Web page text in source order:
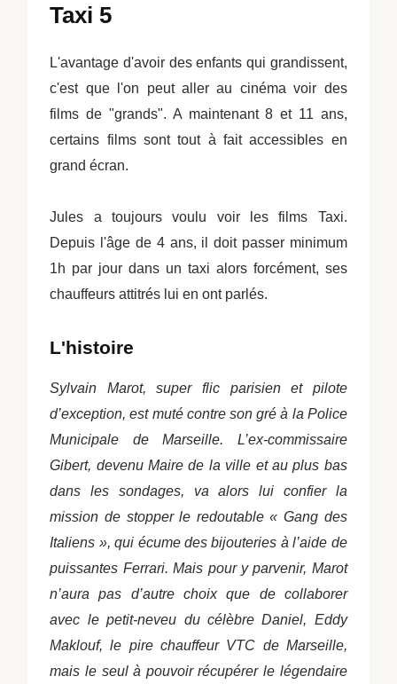
Taxi 5
L'avantage d'avoir des enfants qui grandissent,
c'est que l'on peut aller au cinéma voir des
films de "grands". A maintenant 8 et 11 ans,
certains films sont tout à fait accessibles en
grand écran.
Jules a toujours voulu voir les films Taxi.
Depuis l'âge de 4 ans, il doit passer minimum
1h par jour dans un taxi alors forcément, ses
chauffeurs attitrés lui en ont parlés.
L'histoire
Sylvain Marot, super flic parisien et pilote
d’exception, est muté contre son gré à la Police
Municipale de Marseille. L’ex-commissaire
Gibert, devenu Maire de la ville et au plus bas
dans les sondages, va alors lui confier la
mission de stopper le redoutable « Gang des
Italiens », qui écume des bijouteries à l’aide de
puissantes Ferrari. Mais pour y parvenir, Marot
n’aura pas d’autre choix que de collaborer
avec le petit-neveu du célèbre Daniel, Eddy
Maklouf, le pire chauffeur VTC de Marseille,
mais le seul à pouvoir récupérer le légendaire